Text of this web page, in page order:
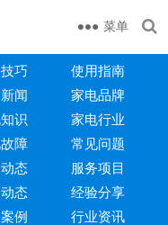
菜单
巧
使用指南
闻
家电品牌
识
家电行业
障
常见问题
态
服务项目
态
经验分享
例 行业资讯